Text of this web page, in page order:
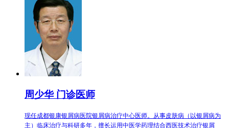
周少华 门诊医师
现任成都银康银屑病医院银屑病治疗中心医师。从事皮肤病（以银屑病为
主）临床治疗与科研多年，擅长运用中医学药理结合西医技术治疗银屑